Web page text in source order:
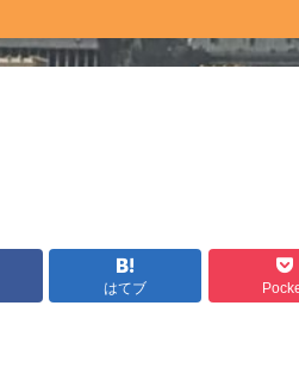
はてブ